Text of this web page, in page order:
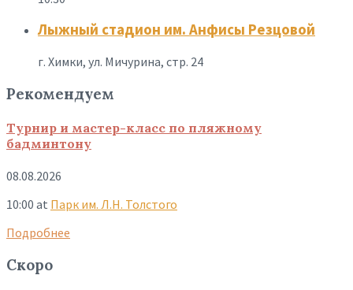
Лыжный стадион им. Анфисы Резцовой
г. Химки, ул. Мичурина, стр. 24
Рекомендуем
Турнир и мастер-класс по пляжному
бадминтону
08.08.2026
10:00 at Парк им. Л.Н. Толстого
Подробнее
Скоро